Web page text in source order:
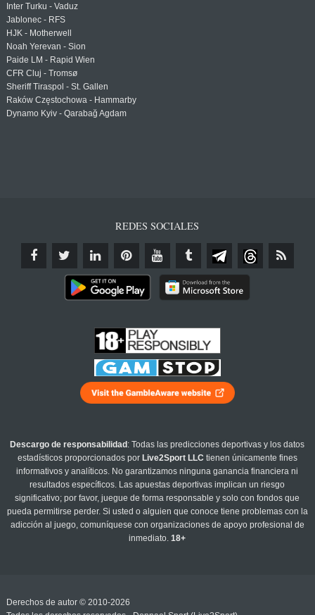
Inter Turku - Vaduz
Jablonec - RFS
HJK - Motherwell
Noah Yerevan - Sion
Paide LM - Rapid Wien
CFR Cluj - Tromsø
Sheriff Tiraspol - St. Gallen
Raków Częstochowa - Hammarby
Dynamo Kyiv - Qarabağ Agdam
REDES SOCIALES
Descargo de responsabilidad : Todas las predicciones deportivas y los datos
estadísticos proporcionados por Live2Sport LLC tienen únicamente fines
informativos y analíticos. No garantizamos ninguna ganancia financiera ni
resultados específicos. Las apuestas deportivas implican un riesgo
significativo; por favor, juegue de forma responsable y solo con fondos que
pueda permitirse perder. Si usted o alguien que conoce tiene problemas con la
adicción al juego, comuníquese con organizaciones de apoyo profesional de
inmediato.18+
Derechos de autor © 2010-2026